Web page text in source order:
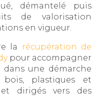
démantelé puis
de valorisation
en vigueur.
la
récupération de
pour accompagner
dans une démarche
bois, plastiques et
dirigés vers des